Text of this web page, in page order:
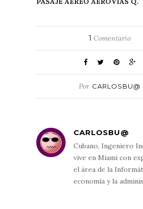
1 Comentario
Por CARLOSBU@
CARLOSBU@
Cubano, Ingeniero
vive en Miami con
el área de la
economía y la